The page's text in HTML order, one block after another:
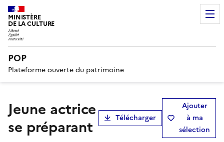
MINISTÈRE
DE LA CULTURE
POP
Plateforme ouverte du patrimoine
Jeune actrice
se préparant
Télécharger
Ajouter
à ma
sélection